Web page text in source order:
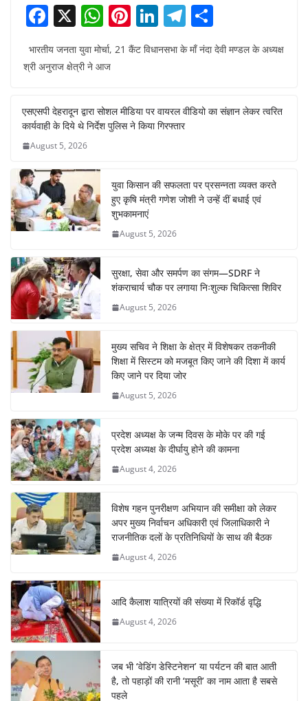
F
c
e
b
o
o
k
X W
h
at
A
p
Pi
nt
er
st
Li
k
dI
n
T
el
e
a
h
ar
भारतीय जनता युवा मोर्चा, 21 कैंट विधानसभा के माँ नंदा देवी मण्डल के अध्यक्ष
श्री अनुराज क्षेत्री ने आज
एसएसपी देहरादून द्वारा सोशल मीडिया पर वायरल वीडियो का संज्ञान लेकर त्वरित
कार्यवाही के दिये थे निर्देश पुलिस ने किया गिरफ्तार
August 5, 2026
युवा किसान की सफलता पर प्रसन्नता व्यक्त करते
हुए कृषि मंत्री गणेश जोशी ने उन्हें दीं बधाई एवं
शुभकामनाएं
August 5, 2026
सुरक्षा, सेवा और समर्पण का संगम—SDRF ने
शंकराचार्य चौक पर लगाया निःशुल्क चिकित्सा शिविर
August 5, 2026
मुख्य सचिव ने शिक्षा के क्षेत्र में विशेषकर तकनीकी
शिक्षा में सिस्टम को मजबूत किए जाने की दिशा में कार्य
किए जाने पर दिया जोर
August 5, 2026
प्रदेश अध्यक्ष के जन्म दिवस के मोके पर की गई
प्रदेश अध्यक्ष के दीर्घायु होने की कामना
August 4, 2026
विशेष गहन पुनरीक्षण अभियान की समीक्षा को लेकर
अपर मुख्य निर्वाचन अधिकारी एवं जिलाधिकारी ने
राजनीतिक दलों के प्रतिनिधियों के साथ की बैठक
August 4, 2026
आदि कैलाश यात्रियों की संख्या में रिकॉर्ड वृद्धि
August 4, 2026
जब भी ‘वेडिंग डेस्टिनेशन’ या पर्यटन की बात आती
है, तो पहाड़ों की रानी ‘मसूरी’ का नाम आता है सबसे
पहले